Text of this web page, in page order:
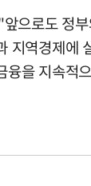
으로도 정
지역경제에
융을 지속적